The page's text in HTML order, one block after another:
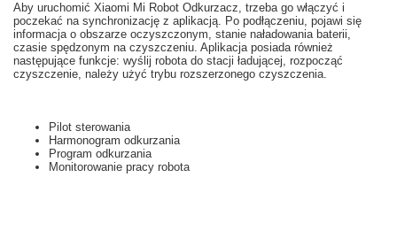
Aby uruchomić Xiaomi Mi Robot Odkurzacz, trzeba go włączyć i
poczekać na synchronizację z aplikacją. Po podłączeniu, pojawi się
informacja o obszarze oczyszczonym, stanie naładowania baterii,
czasie spędzonym na czyszczeniu. Aplikacja posiada również
następujące funkcje: wyślij robota do stacji ładującej, rozpocząć
czyszczenie, należy użyć trybu rozszerzonego czyszczenia.
Pilot sterowania
Harmonogram odkurzania
Program odkurzania
Monitorowanie pracy robota